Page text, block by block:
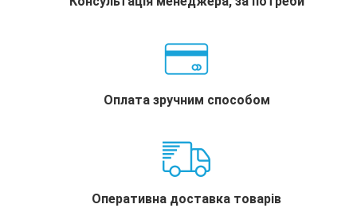
Оплата зручним способом
Оперативна доставка товарів